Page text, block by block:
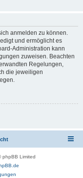
anmelden zu können.
und ermöglicht es
Administration kann
zuweisen. Beachten
Regelungen,
die jeweiligen
phpBB Limited